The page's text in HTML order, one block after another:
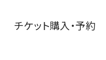
チケット購入・予約